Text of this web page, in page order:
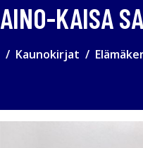
AINO-KAISA
Kaunokirjat